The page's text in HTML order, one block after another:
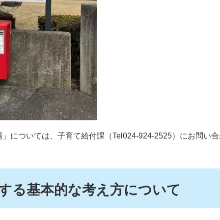
については、子育て給付課（Tel024-924-2525）にお問い合
る基本的な考え方について